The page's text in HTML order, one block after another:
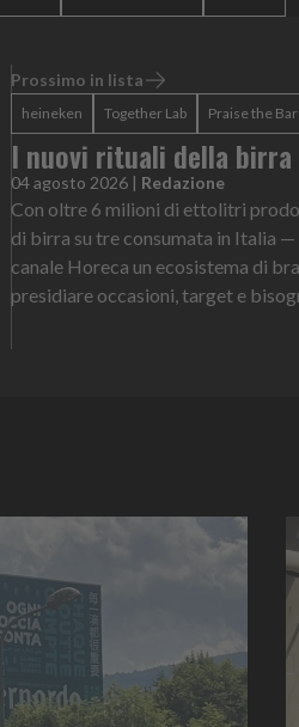
Prossimo in lista
heineken Together Lab Praise the Bar
I nuovi rituali della birra
04 agosto 2026 | Redazione
Con oltre 6 milioni di ettolitri
di birra su tre consumata in Italia
canale Horeca un ecosistema di
presidiare occasioni, target e